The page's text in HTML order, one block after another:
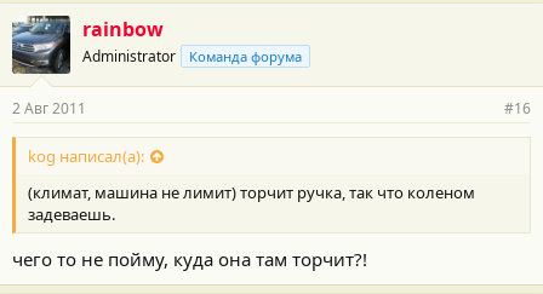
rainbow
Administrator Команда форума
2 Авг 2011 #16
kog написал(а):
(климат, машина не лимит) торчит ручка, так что коленом
задеваешь.
чего то не пойму, куда она там торчит?!